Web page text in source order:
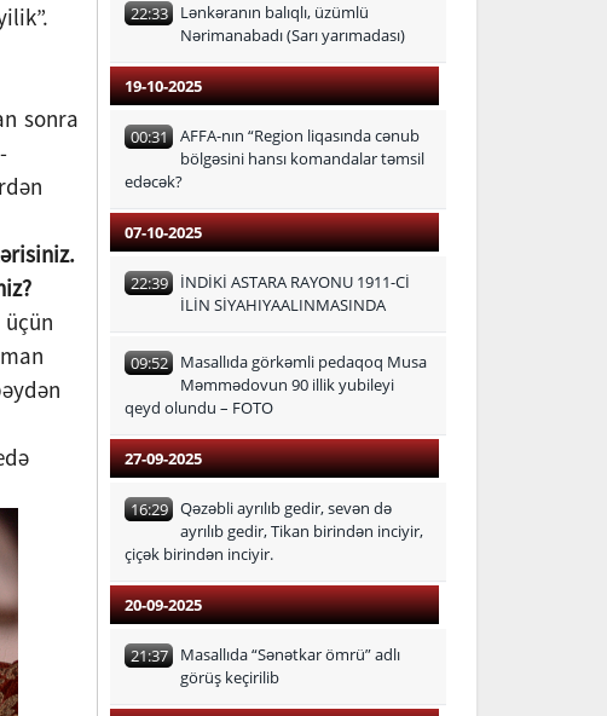
sonra
22:33
Lənkəranın balıqlı, üzümlü
Nərimanabadı (Sarı yarımadası)
19-10-2025
00:31 AFFA-nın “Region liqasında cənub
bölgəsini hansı komandalar təmsil
edəcək?
07-10-2025
22:39
İNDİKİ ASTARA RAYONU 1911-Cİ
İLİN SİYAHIYAALINMASINDA
09:52
Masallıda görkəmli pedaqoq Musa
Məmmədovun 90 illik yubileyi
qeyd olundu – FOTO
27-09-2025
16:29 Qəzəbli ayrılıb gedir, sevən də
ayrılıb gedir, Tikan birindən inciyir,
çiçək birindən inciyir.
20-09-2025
21:37
Masallıda “Sənətkar ömrü” adlı
görüş keçirilib